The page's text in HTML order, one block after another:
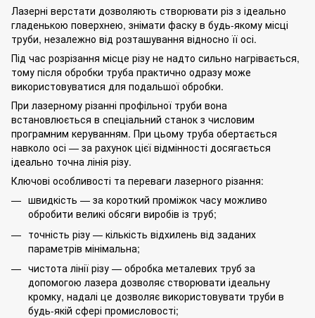
Лазерні верстати дозволяють створювати різ з ідеально
гладенькою поверхнею, знімати фаску в будь-якому місці
труби, незалежно від розташування відносно її осі.
Під час розрізання місце різу не надто сильно нагрівається,
тому після обробки труба практично одразу може
використовуватися для подальшої обробки.
При лазерному різанні профільної труби вона
встановлюється в спеціальний станок з числовим
програмним керуванням. При цьому труба обертається
навколо осі — за рахунок цієї відмінності досягається
ідеально точна лінія різу.
Ключові особливості та переваги лазерного різання:
швидкість — за короткий проміжок часу можливо
обробити великі обсяги виробів із труб;
точність різу — кількість відхилень від заданих
параметрів мінімальна;
чистота лінії різу — обробка металевих труб за
допомогою лазера дозволяє створювати ідеальну
кромку, надалі це дозволяє використовувати труби в
будь-якій сфері промисловості;